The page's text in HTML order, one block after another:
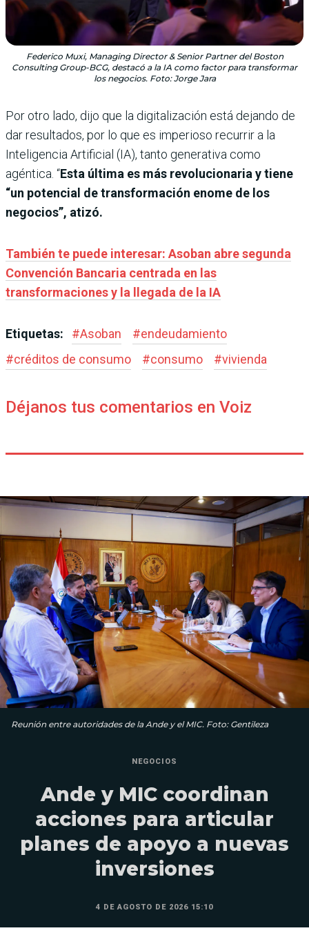
Federico Muxi, Managing Director & Senior Partner del Boston
Consulting Group-BCG, destacó a la IA como factor para transformar
los negocios. Foto: Jorge Jara
Por otro lado, dijo que la digitalización está dejando de
dar resultados, por lo que es imperioso recurrir a la
Inteligencia Artificial (IA), tanto generativa como
agéntica. “Esta última es más revolucionaria y tiene
“un potencial de transformación enome de los
negocios”, atizó.
También te puede interesar: Asoban abre segunda
Convención Bancaria centrada en las
transformaciones y la llegada de la IA
Etiquetas: #Asoban #endeudamiento
#créditos de consumo #consumo #vivienda
Déjanos tus comentarios en Voiz
Reunión entre autoridades de la Ande y el MIC. Foto: Gentileza
NEGOCIOS
Ande y MIC coordinan
acciones para articular
planes de apoyo a nuevas
inversiones
4 DE AGOSTO DE 2026 15:10